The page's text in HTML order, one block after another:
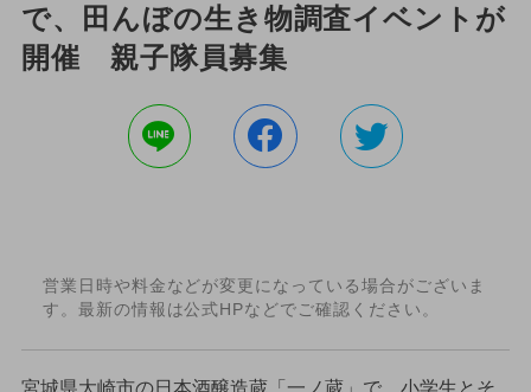
で、田んぼの生き物調査イベントが
開催 親子隊員募集
営業日時や料金などが変更になっている場合がございま
す。最新の情報は公式HPなどでご確認ください。
宮城県大崎市の日本酒醸造蔵「一ノ蔵」で、小学生とそ